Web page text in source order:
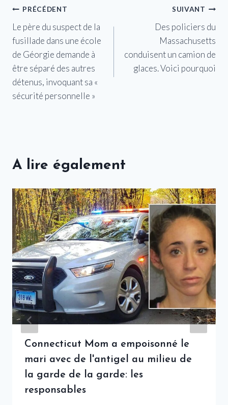
Navigation
de
l’article
PRÉCÉDENT
Le père du suspect de la
fusillade dans une école
de Géorgie demande à
être séparé des autres
détenus, invoquant sa «
sécurité personnelle »
SUIVANT
Des policiers du
Massachusetts
conduisent un camion de
glaces. Voici pourquoi
A lire également
Connecticut Mom a empoisonné le
mari avec de l'antigel au milieu de
la garde de la garde: les
responsables